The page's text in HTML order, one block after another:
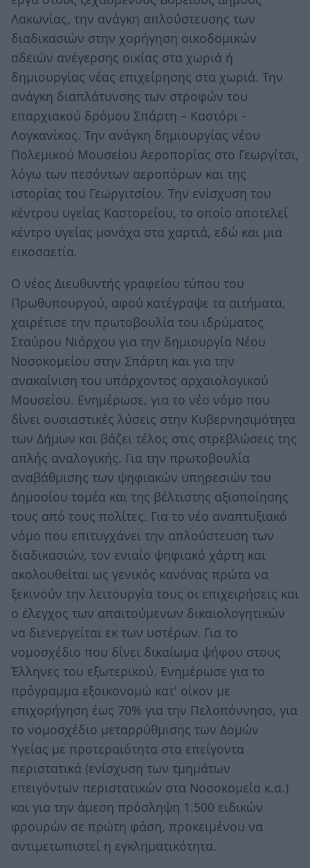
Λακωνίας, την ανάγκη απλούστευσης των
διαδικασιών στην χορήγηση οικοδομικών
αδειών ανέγερσης οικίας στα χωριά ή
δημιουργίας νέας επιχείρησης στα χωριά. Την
ανάγκη διαπλάτυνσης των στροφών του
επαρχιακού δρόμου Σπάρτη – Καστόρι -
Λογκανίκος. Την ανάγκη δημιουργίας νέου
Πολεμικού Μουσείου Αεροπορίας στο Γεωργίτσι,
λόγω των πεσόντων αεροπόρων και της
ιστορίας του Γεωργιτσίου. Την ενίσχυση του
κέντρου υγείας Καστορείου, το οποίο αποτελεί
κέντρο υγείας μονάχα στα χαρτιά, εδώ και μια
εικοσαετία.
Ο νέος Διευθυντής γραφείου τύπου του
Πρωθυπουργού, αφού κατέγραψε τα αιτήματα,
χαιρέτισε την πρωτοβουλία του ιδρύματος
Σταύρου Νιάρχου για την δημιουργία Νέου
Νοσοκομείου στην Σπάρτη και για την
ανακαίνιση του υπάρχοντος αρχαιολογικού
Μουσείου. Ενημέρωσε, για το νέο νόμο που
δίνει ουσιαστικές λύσεις στην Κυβερνησιμότητα
των Δήμων και βάζει τέλος στις στρεβλώσεις της
απλής αναλογικής. Για την πρωτοβουλία
αναβάθμισης των ψηφιακών υπηρεσιών του
Δημοσίου τομέα και της βέλτιστης αξιοποίησης
τους από τους πολίτες. Για το νέο αναπτυξιακό
νόμο που επιτυγχάνει την απλούστευση των
διαδικασιών, τον ενιαίο ψηφιακό χάρτη και
ακολουθείται ως γενικός κανόνας πρώτα να
ξεκινούν την λειτουργία τους οι επιχειρήσεις και
ο έλεγχος των απαιτούμενων δικαιολογητικών
να διενεργείται εκ των υστέρων. Για το
νομοσχέδιο που δίνει δικαίωμα ψήφου στους
Έλληνες του εξωτερικού. Ενημέρωσε για το
πρόγραμμα εξοικονομώ κατ' οίκον με
επιχορήγηση έως 70% για την Πελοπόννησο, για
το νομοσχέδιο μεταρρύθμισης των Δομών
Υγείας με προτεραιότητα στα επείγοντα
περιστατικά (ενίσχυση των τμημάτων
επειγόντων περιστατικών στα Νοσοκομεία κ.α.)
και για την άμεση πρόσληψη 1.500 ειδικών
φρουρών σε πρώτη φάση, προκειμένου να
αντιμετωπιστεί η εγκληματικότητα.